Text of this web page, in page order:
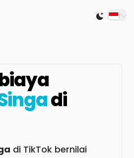
Switch
di
di TikTok bernilai